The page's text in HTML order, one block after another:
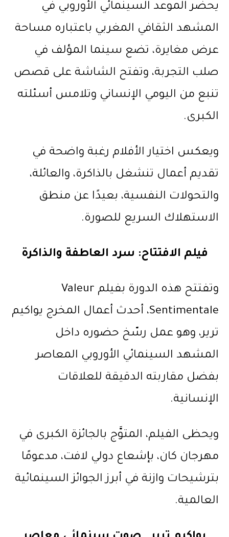
يحضر الموعد السينمائي الأوروبي في
المشهد الثقافي المغربي باعتباره مساحة
عرض مغايرة، تضع سينما المؤلف في
صلب التجربة، وتفتح الشاشة على قصص
تنبع من اليومي الإنساني وتلامس أسئلته
الكبرى.
ويعكس اختيار الأفلام رغبة واضحة في
تقديم أعمال تنشغل بالذاكرة، والعائلة،
والتحولات النفسية، بعيدًا عن منطق
الاستهلاك السريع للصورة.
فيلم الافتتاح: سرد العاطفة والذاكرة
وتفتتح هذه الدورة بفيلم Valeur
Sentimentale، أحدث أعمال المخرج يواكيم
ترير، وهو عمل رسّخ حضوره داخل
المشهد السينمائي الأوروبي المعاصر
بفضل مقاربته الدقيقة للعلاقات
الإنسانية.
ويحظى الفيلم، المتوَّج بالجائزة الكبرى في
مهرجان كان، بإشعاع دولي لافت، مدعومًا
بترشيحات وازنة في أبرز الجوائز السينمائية
العالمية.